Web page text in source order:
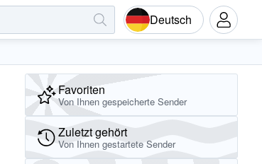
Deutsch
Favoriten
Von Ihnen gespeicherte Sender
Zuletzt gehört
Von Ihnen gestartete Sender